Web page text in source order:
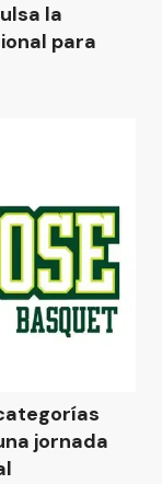
la
para
jornada